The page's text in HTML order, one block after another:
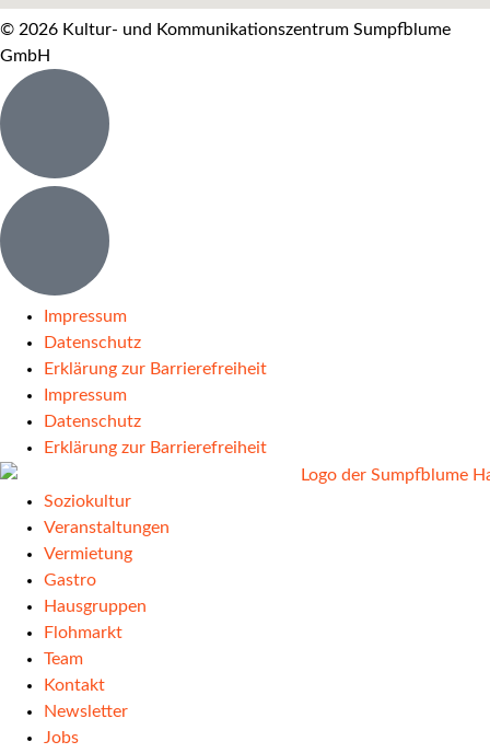
© 2026 Kultur- und Kommunikationszentrum Sumpfblume
GmbH
Impressum
Datenschutz
Erklärung zur Barrierefreiheit
Impressum
Datenschutz
Erklärung zur Barrierefreiheit
Soziokultur
Veranstaltungen
Vermietung
Gastro
Hausgruppen
Flohmarkt
Team
Kontakt
Newsletter
Jobs